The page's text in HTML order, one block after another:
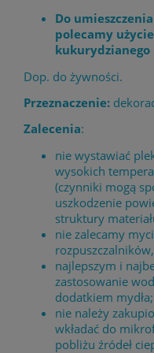
Do
polecamy
kukurydzianego
Dop. do żywności.
Przeznaczenie:
Zalecenia:
nie wystawiać
wysokich
(czynniki mogą
uszkodzenie
struktury
nie zalecamy
najlepszym i
zastosowanie
dodatkiem mydła;
nie należy
wkładać do
pobliżu źródeł